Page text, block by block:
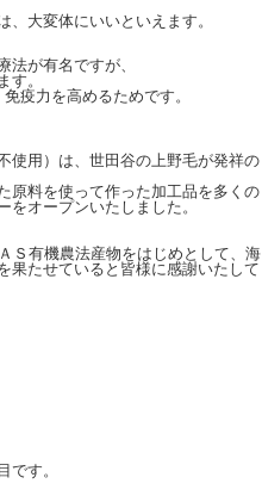
大変体にいいといえます。
が有名ですが、
。
疫力を高めるためです。
使用）は、世田谷の上野毛が発祥の
原料を使って作った加工品を多くの
オープンいたしました。
Ｓ有機農法産物をはじめとして、海
果たせていると皆様に感謝いたして
す。